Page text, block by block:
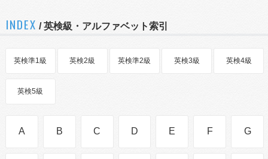
INDEX / 英検級・アルファベット索引
英検準1級 英検2級 英検準2級 英検3級 英検4級
英検5級
A B C D E F G